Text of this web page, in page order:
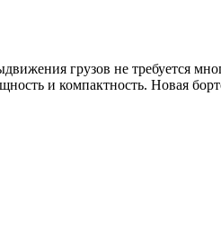
грузов не требуется
и компактность. Новая